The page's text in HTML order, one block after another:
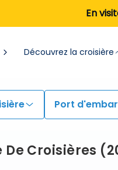
En
Découvrez la croisière
Port
De Croisières (